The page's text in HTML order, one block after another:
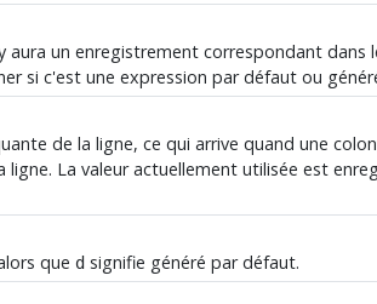
un enregistrement correspondant dans
si c'est une expression par défaut ou
de la ligne, ce qui arrive quand une
ligne. La valeur actuellement utilisée est
que d signifie généré par défaut.